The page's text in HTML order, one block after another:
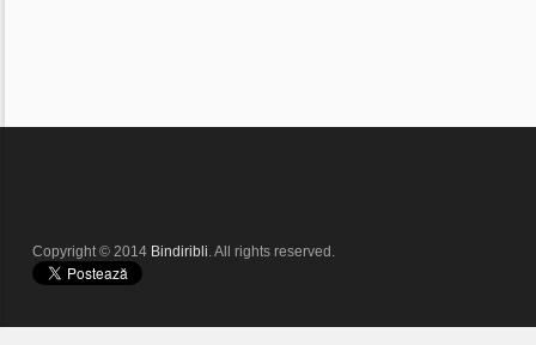
Copyright © 2014 Bindiribli. All rights reserved.